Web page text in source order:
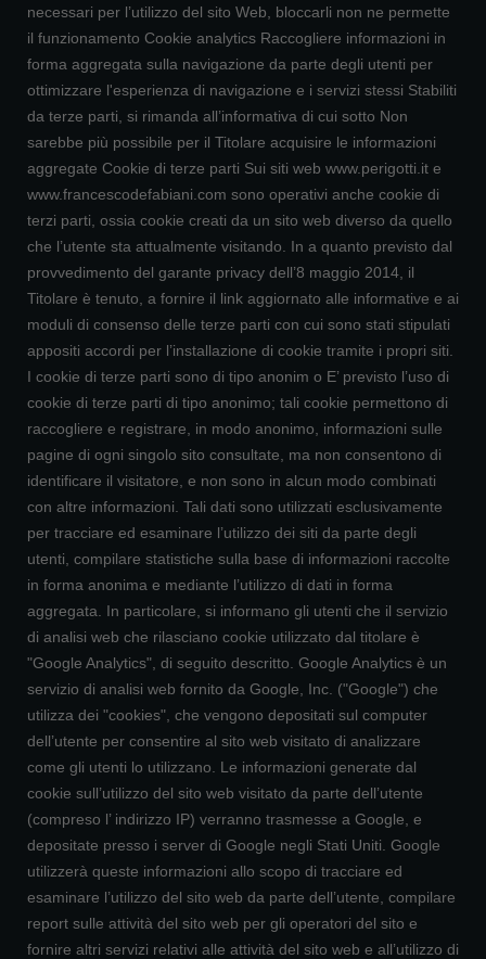
necessari per l’utilizzo del sito Web, bloccarli non ne permette
il funzionamento Cookie analytics Raccogliere informazioni in
forma aggregata sulla navigazione da parte degli utenti per
ottimizzare l'esperienza di navigazione e i servizi stessi Stabiliti
da terze parti, si rimanda all’informativa di cui sotto Non
sarebbe più possibile per il Titolare acquisire le informazioni
aggregate Cookie di terze parti Sui siti web www.perigotti.it e
www.francescodefabiani.com sono operativi anche cookie di
terzi parti, ossia cookie creati da un sito web diverso da quello
che l’utente sta attualmente visitando. In a quanto previsto dal
provvedimento del garante privacy dell’8 maggio 2014, il
Titolare è tenuto, a fornire il link aggiornato alle informative e ai
moduli di consenso delle terze parti con cui sono stati stipulati
appositi accordi per l’installazione di cookie tramite i propri siti.
I cookie di terze parti sono di tipo anonim o E’ previsto l’uso di
cookie di terze parti di tipo anonimo; tali cookie permettono di
raccogliere e registrare, in modo anonimo, informazioni sulle
pagine di ogni singolo sito consultate, ma non consentono di
identificare il visitatore, e non sono in alcun modo combinati
con altre informazioni. Tali dati sono utilizzati esclusivamente
per tracciare ed esaminare l’utilizzo dei siti da parte degli
utenti, compilare statistiche sulla base di informazioni raccolte
in forma anonima e mediante l’utilizzo di dati in forma
aggregata. In particolare, si informano gli utenti che il servizio
di analisi web che rilasciano cookie utilizzato dal titolare è
"Google Analytics", di seguito descritto. Google Analytics è un
servizio di analisi web fornito da Google, Inc. ("Google") che
utilizza dei "cookies", che vengono depositati sul computer
dell’utente per consentire al sito web visitato di analizzare
come gli utenti lo utilizzano. Le informazioni generate dal
cookie sull’utilizzo del sito web visitato da parte dell’utente
(compreso l’ indirizzo IP) verranno trasmesse a Google, e
depositate presso i server di Google negli Stati Uniti. Google
utilizzerà queste informazioni allo scopo di tracciare ed
esaminare l’utilizzo del sito web da parte dell’utente, compilare
report sulle attività del sito web per gli operatori del sito e
fornire altri servizi relativi alle attività del sito web e all’utilizzo di